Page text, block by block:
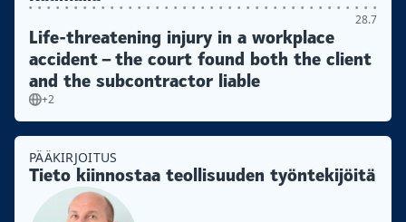
28.7
Life-threatening injury in a workplace
accident – the court found both the client
and the subcontractor liable
+2
PÄÄKIRJOITUS
Tieto kiinnostaa teollisuuden työntekijöitä